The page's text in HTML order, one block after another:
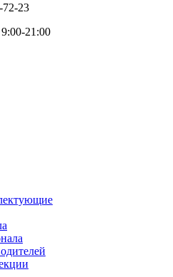
23
21:00